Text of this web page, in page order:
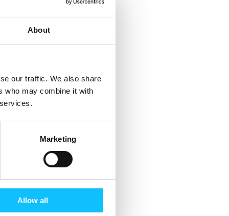
About
our traffic. We also share
who may combine it with
Marketing
Allow all